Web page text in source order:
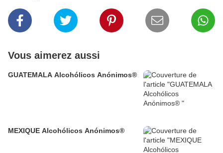
Vous aimerez aussi
GUATEMALA Alcohólicos Anónimos®
MEXIQUE Alcohólicos Anónimos®